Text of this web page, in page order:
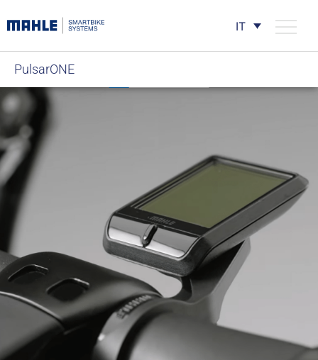
IT
PulsarONE